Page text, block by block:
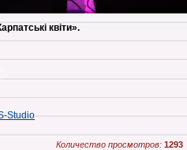
квіти».
Studio
Количество просмотров: 1293